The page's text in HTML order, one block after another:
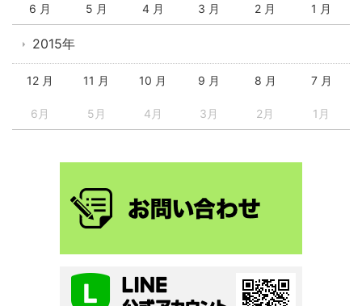
6 月 5 月 4 月 3 月 2 月 1 月
2015年
12 月 11 月 10 月 9 月 8 月 7 月
6月 5月 4月 3月 2月 1月